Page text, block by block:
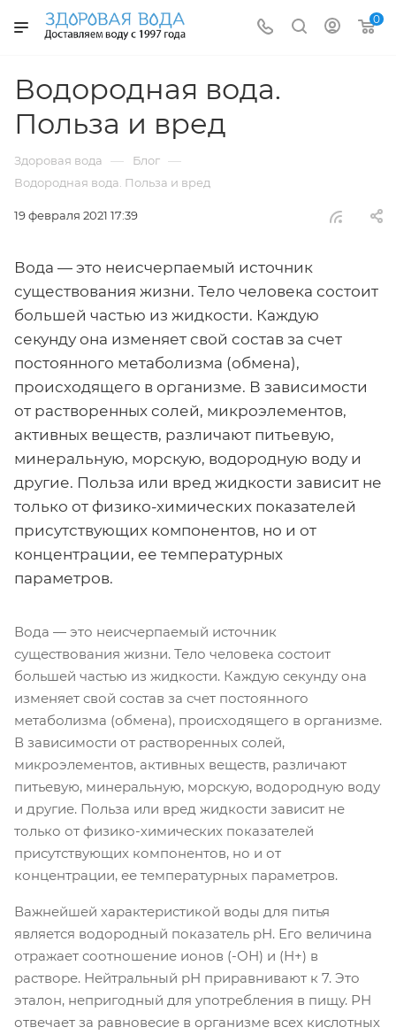
0
Водородная вода.
Польза и вред
Здоровая вода — Блог —
Водородная вода. Польза и вред
19 февраля 2021 17:39
Вода — это неисчерпаемый источник
существования жизни. Тело человека состоит
большей частью из жидкости. Каждую
секунду она изменяет свой состав за счет
постоянного метаболизма (обмена),
происходящего в организме. В зависимости
от растворенных солей, микроэлементов,
активных веществ, различают питьевую,
минеральную, морскую, водородную воду и
другие. Польза или вред жидкости зависит не
только от физико-химических показателей
присутствующих компонентов, но и от
концентрации, ее температурных
параметров.
Вода — это неисчерпаемый источник
существования жизни. Тело человека состоит
большей частью из жидкости. Каждую секунду она
изменяет свой состав за счет постоянного
метаболизма (обмена), происходящего в организме.
В зависимости от растворенных солей,
микроэлементов, активных веществ, различают
питьевую, минеральную, морскую, водородную воду
и другие. Польза или вред жидкости зависит не
только от физико-химических показателей
присутствующих компонентов, но и от
концентрации, ее температурных параметров.
Важнейшей характеристикой воды для питья
является водородный показатель рН. Его величина
отражает соотношение ионов (-ОН) и (Н+) в
растворе. Нейтральный рН приравнивают к 7. Это
эталон, непригодный для употребления в пищу. РН
отвечает за равновесие в организме всех кислотных